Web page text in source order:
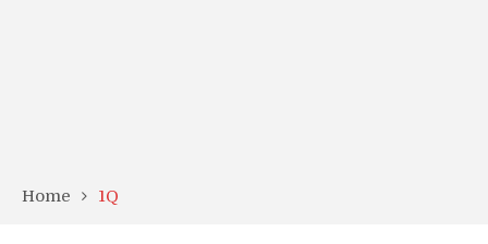
Home 1Q